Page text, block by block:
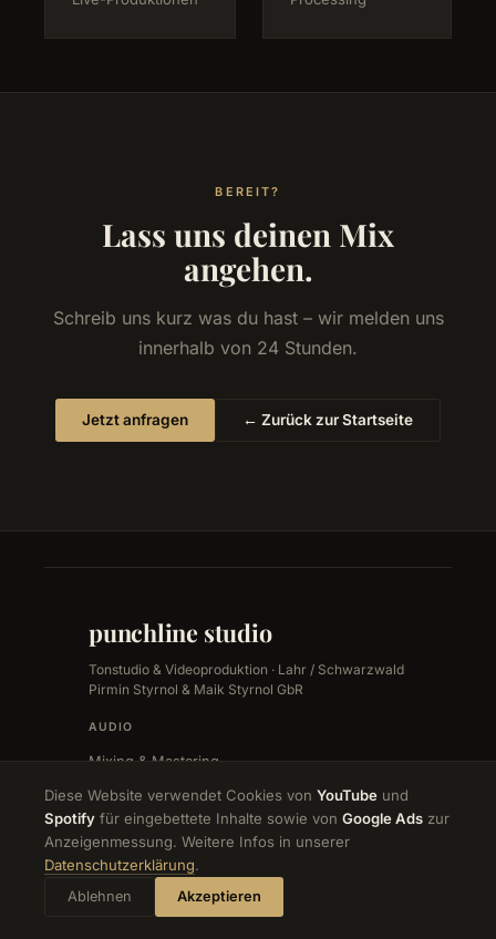
BEREIT?
Lass uns deinen Mix
angehen.
Schreib uns kurz was du hast – wir melden uns
innerhalb von 24 Stunden.
Jetzt anfragen ← Zurück zur Startseite
punchline studio
Tonstudio & Videoproduktion · Lahr / Schwarzwald
Pirmin Styrnol & Maik Styrnol GbR
AUDIO
Mixing & Mastering
Sprecher & Sprachaufnahme
VIDEO & FILM
Diese Website verwendet Cookies von YouTube und
Spotify für eingebettete Inhalte sowie von Google Ads zur
Anzeigenmessung. Weitere Infos in unserer
Datenschutzerklärung.
Ablehnen Akzeptieren